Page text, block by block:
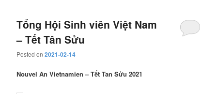
Tổng Hội Sinh viên Việt Nam
– Tết Tân Sửu
Posted on2021-02-14
Nouvel An Vietnamien – Tết Tan Sửu 2021